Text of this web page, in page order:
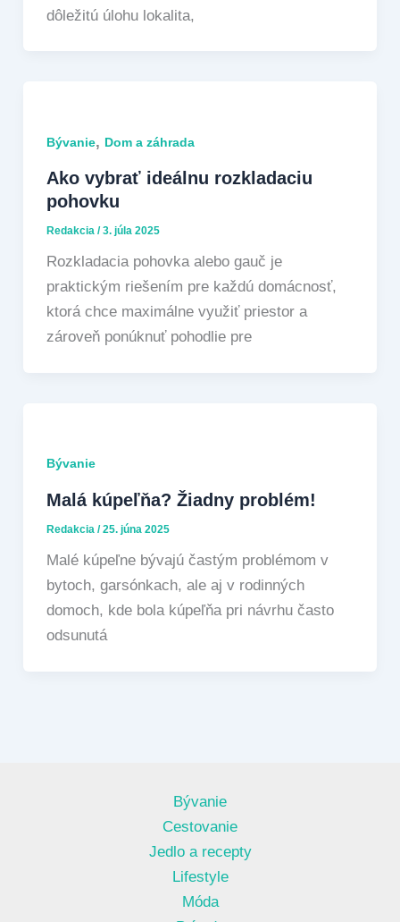
dôležitú úlohu lokalita,
Bývanie, Dom a záhrada
Ako vybrať ideálnu rozkladaciu
pohovku
Redakcia /3. júla 2025
Rozkladacia pohovka alebo gauč je
praktickým riešením pre každú domácnosť,
ktorá chce maximálne využiť priestor a
zároveň ponúknuť pohodlie pre
Bývanie
Malá kúpeľňa? Žiadny problém!
Redakcia /25. júna 2025
Malé kúpeľne bývajú častým problémom v
bytoch, garsónkach, ale aj v rodinných
domoch, kde bola kúpeľňa pri návrhu často
odsunutá
Bývanie
Cestovanie
Jedlo a recepty
Lifestyle
Móda